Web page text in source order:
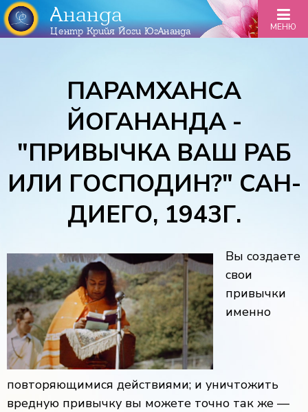
Ананда
Центр Крийя Йоги ЮгАнанда МЕНЮ
ПАРАМХАНСА
ЙОГАНАНДА -
"ПРИВЫЧКА ВАШ РАБ
ИЛИ ГОСПОДИН?" САН-
ДИЕГО, 1943Г.
Вы создаете
свои
привычки
именно
повторяющимися действиями; и уничтожить
вредную привычку вы можете точно так же —